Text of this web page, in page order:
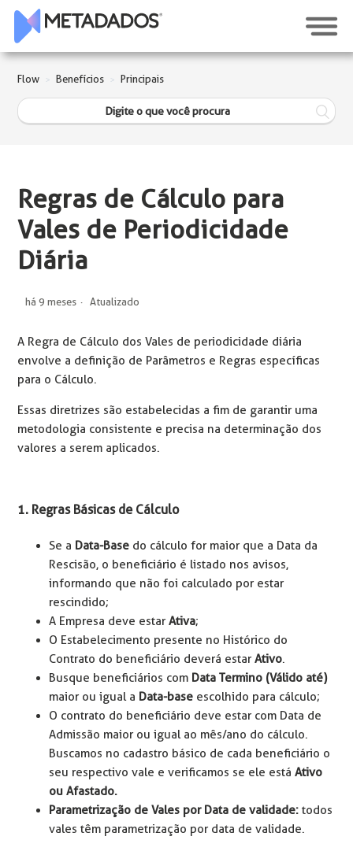
Flow Benefícios Principais
Regras de Cálculo para
Vales de Periodicidade
Diária
há 9 meses Atualizado
A Regra de Cálculo dos Vales de periodicidade diária
envolve a definição de Parâmetros e Regras específicas
para o Cálculo.
Essas diretrizes são estabelecidas a fim de garantir uma
metodologia consistente e precisa na determinação dos
valores a serem aplicados.
1. Regras Básicas de Cálculo
Se a Data-Base do cálculo for maior que a Data da
Rescisão, o beneficiário é listado nos avisos,
informando que não foi calculado por estar
rescindido;
A Empresa deve estarAtiva;
O Estabelecimento presente no Histórico do
Contrato do beneficiário deverá estarAtivo.
Busque beneficiários com Data Termino (Válido até)
maior ou igual a Data-base escolhido para cálculo;
O contrato do beneficiário deve estar com Data de
Admissão maior ou igual ao mês/ano do cálculo.
Buscamos no cadastro básico de cada beneficiário o
seu respectivo vale e verificamos se ele estáAtivo
ou Afastado.
Parametrização de Vales por Data de validade:todos
vales têm parametrização por data de validade.